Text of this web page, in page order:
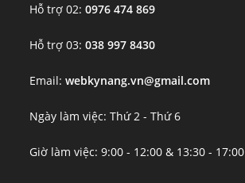
Hỗ trợ 02:0976 474 869
Hỗ trợ 03:038 997 8430
Email:webkynang.vn@gmail.com
Ngày làm việc: Thứ 2 - Thứ 6
Giờ làm việc: 9:00 - 12:00 & 13:30 - 17:00